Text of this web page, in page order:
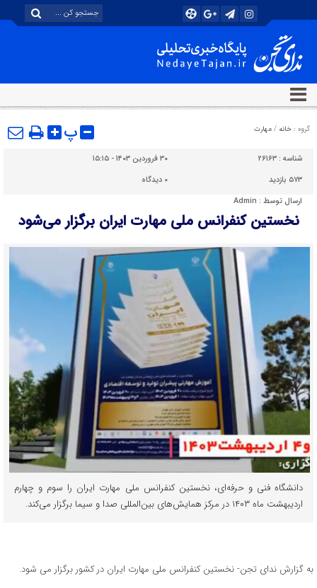
گروه : خانه / مهارت پ
شناسه : ۲۶۱۶۳
۳۰ فروردین ۱۴۰۳ - ۱۵:۱۵
۵۷۳ بازدید
۰ دیدگاه
ارسال توسط : Admin
نخستین کنفرانس ملی مهارت ایران برگزار می‌شود
دانشگاه فنی و حرفه‌ای، نخستین کنفرانس ملی مهارت ایران را سوم و چهارم
اردیبهشت ماه ۱۴۰۳ در مرکز همایش‌های بین‌المللی صدا و سیما برگزار می‌کند.
به گزارش ندای تجن- نخستین کنفرانس ملی مهارت ایران در کشور برگزار می شود.